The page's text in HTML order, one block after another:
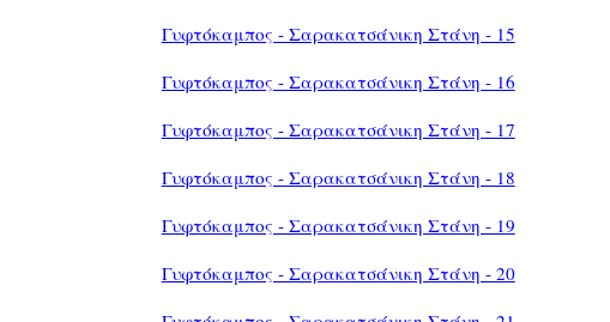
Γυφτόκαμπος - Σαρακατσάνικη Στάνη - 15
Γυφτόκαμπος - Σαρακατσάνικη Στάνη - 16
Γυφτόκαμπος - Σαρακατσάνικη Στάνη - 17
Γυφτόκαμπος - Σαρακατσάνικη Στάνη - 18
Γυφτόκαμπος - Σαρακατσάνικη Στάνη - 19
Γυφτόκαμπος - Σαρακατσάνικη Στάνη - 20